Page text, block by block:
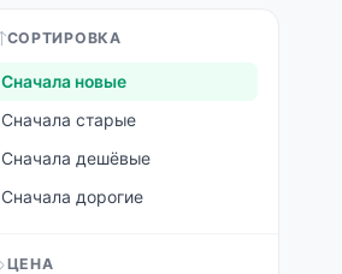
СОРТИРОВКА
Сначала новые
Сначала старые
Сначала дешёвые
Сначала дорогие
ЦЕНА